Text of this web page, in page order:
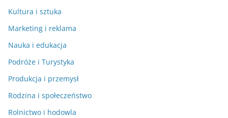
Kultura i sztuka
Marketing i reklama
Nauka i edukacja
Podróże i Turystyka
Produkcja i przemysł
Rodzina i społeczeństwo
Rolnictwo i hodowla